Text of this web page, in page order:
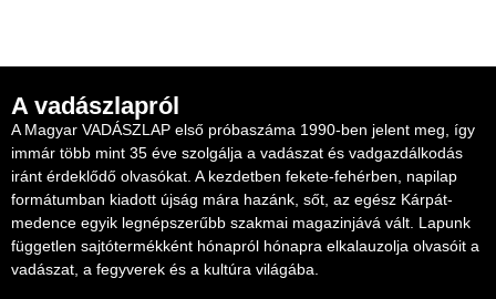
A vadászlapról
A Magyar VADÁSZLAP első próbaszáma 1990-ben jelent meg, így
immár több mint 35 éve szolgálja a vadászat és vadgazdálkodás
iránt érdeklődő olvasókat. A kezdetben fekete-fehérben, napilap
formátumban kiadott újság mára hazánk, sőt, az egész Kárpát-
medence egyik legnépszerűbb szakmai magazinjává vált. Lapunk
független sajtótermékként hónapról hónapra elkalauzolja olvasóit a
vadászat, a fegyverek és a kultúra világába.